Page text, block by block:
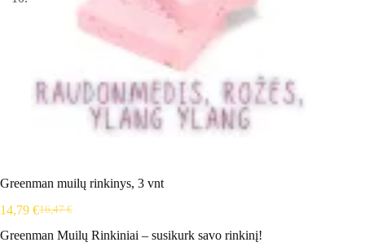
Greenman muilų rinkinys, 3 vnt
16,47€
Original
price
14,79 €Current
price
Greenman Muilų Rinkiniai – susikurk savo rinkinį!